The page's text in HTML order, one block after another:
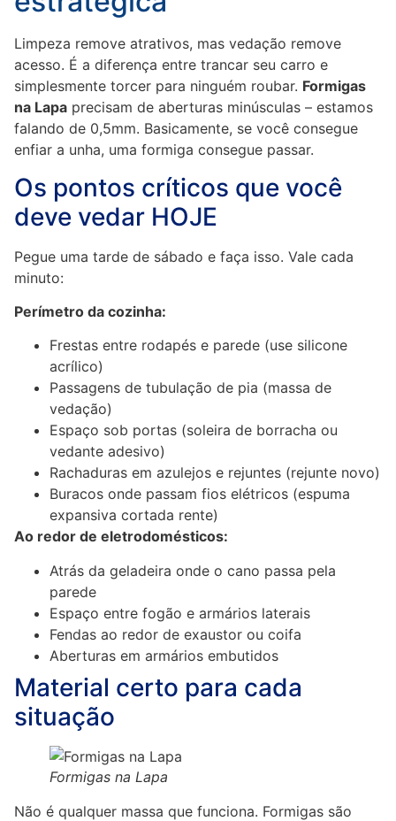
Limpeza remove atrativos, mas vedação remove
acesso. É a diferença entre trancar seu carro e
simplesmente torcer para ninguém roubar. Formigas
na Lapa precisam de aberturas minúsculas – estamos
falando de 0,5mm. Basicamente, se você consegue
enfiar a unha, uma formiga consegue passar.
Os pontos críticos que você
deve vedar HOJE
Pegue uma tarde de sábado e faça isso. Vale cada
minuto:
Perímetro da cozinha:
Frestas entre rodapés e parede (use silicone
acrílico)
Passagens de tubulação de pia (massa de
vedação)
Espaço sob portas (soleira de borracha ou
vedante adesivo)
Rachaduras em azulejos e rejuntes (rejunte novo)
Buracos onde passam fios elétricos (espuma
expansiva cortada rente)
Ao redor de eletrodomésticos:
Atrás da geladeira onde o cano passa pela
parede
Espaço entre fogão e armários laterais
Fendas ao redor de exaustor ou coifa
Aberturas em armários embutidos
Material certo para cada
situação
Formigas na Lapa
Não é qualquer massa que funciona. Formigas são